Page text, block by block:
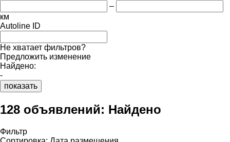
–
км
Autoline ID
Не хватает фильтров?
Предложить изменение
Найдено:
-
показать
128 объявлений: Найдено
Фильтр